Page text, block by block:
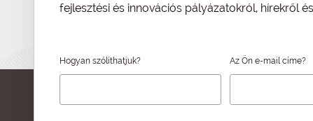
fejlesztési és innovációs pályázatokról, hírekről
Hogyan szólíthatjuk? Az Ön e-mail címe?